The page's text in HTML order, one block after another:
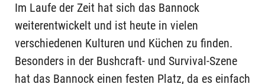
Im Laufe der Zeit hat sich das Bannock
weiterentwickelt und ist heute in vielen
verschiedenen Kulturen und Küchen zu finden.
Besonders in der Bushcraft- und Survival-Szene
hat das Bannock einen festen Platz, da es einfach